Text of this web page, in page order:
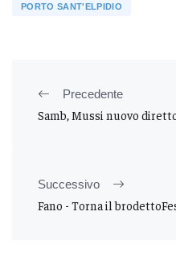
PORTO SANT'ELPIDIO
Precedente
Samb, Mussi nuovo
Successivo
Fano - Torna il